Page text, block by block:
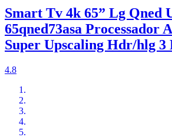
Smart Tv 4k 65” Lg Qned
65qned73asa Processador
Super Upscaling Hdr/hlg 3
4.8